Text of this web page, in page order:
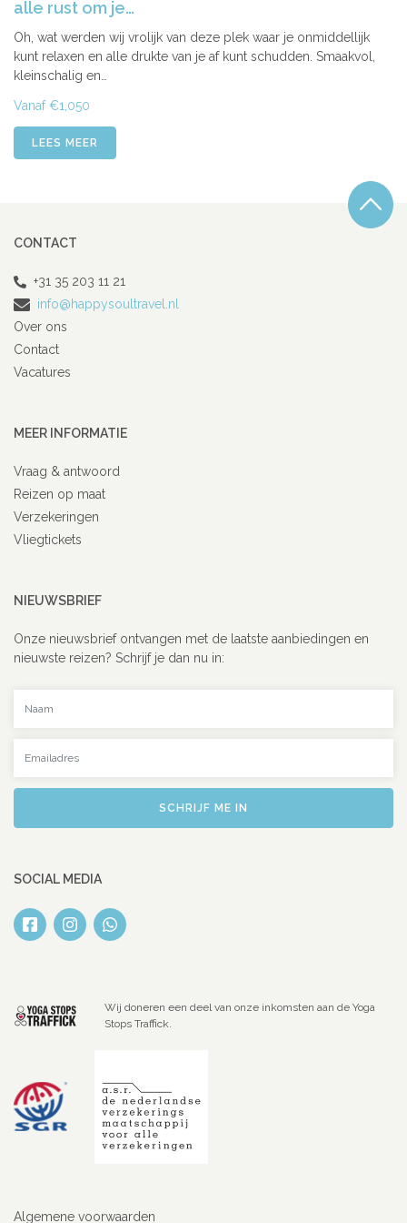
alle rust om je…
Oh, wat werden wij vrolijk van deze plek waar je onmiddellijk
kunt relaxen en alle drukte van je af kunt schudden. Smaakvol,
kleinschalig en…
Vanaf €1,050
LEES MEER
CONTACT
+31 35 203 11 21
info@happysoultravel.nl
Over ons
Contact
Vacatures
MEER INFORMATIE
Vraag & antwoord
Reizen op maat
Verzekeringen
Vliegtickets
NIEUWSBRIEF
Onze nieuwsbrief ontvangen met de laatste aanbiedingen en
nieuwste reizen? Schrijf je dan nu in:
SCHRIJF ME IN
SOCIAL MEDIA
Wij doneren een deel van onze inkomsten aan de Yoga
Stops Traffick.
Algemene voorwaarden